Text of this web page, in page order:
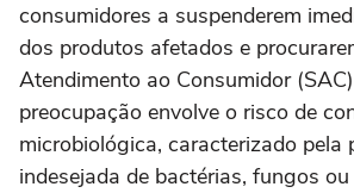
consumidores a suspenderem
dos produtos afetados e
Atendimento ao Consumidor
preocupação envolve o risco de
microbiológica, caracterizado pela
indesejada de bactérias, fungos